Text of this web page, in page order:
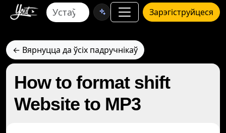
Зарэгіструйцеся
← Вярнуцца да ўсіх падручнікаў
How to format shift
Website to MP3